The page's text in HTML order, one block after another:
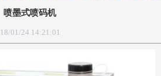
喷墨式喷码机
18/01/24 14:21:01